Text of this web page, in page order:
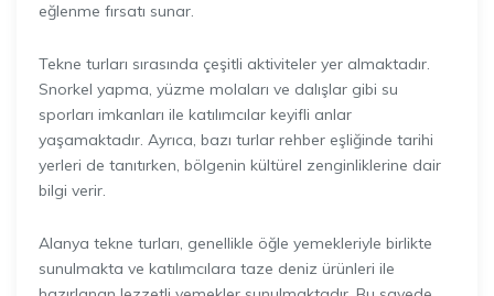
eğlenme fırsatı sunar.
Tekne turları sırasında çeşitli aktiviteler yer almaktadır.
Snorkel yapma, yüzme molaları ve dalışlar gibi su
sporları imkanları ile katılımcılar keyifli anlar
yaşamaktadır. Ayrıca, bazı turlar rehber eşliğinde tarihi
yerleri de tanıtırken, bölgenin kültürel zenginliklerine dair
bilgi verir.
Alanya tekne turları, genellikle öğle yemekleriyle birlikte
sunulmakta ve katılımcılara taze deniz ürünleri ile